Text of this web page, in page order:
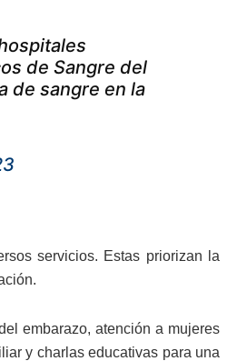
de Sangre del
de sangre en la
servicios. Estas priorizan la
embarazo, atención a mujeres
y charlas educativas para una